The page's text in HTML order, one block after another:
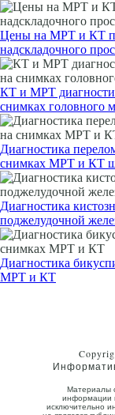
Цены на МРТ и КТ
надскладочного
КТ и МРТ
снимках головного
Диагностика
снимках МРТ и КТ
Диагностика
поджелудочной
Диагностика
МРТ и КТ
Материалы
информации
исключительно